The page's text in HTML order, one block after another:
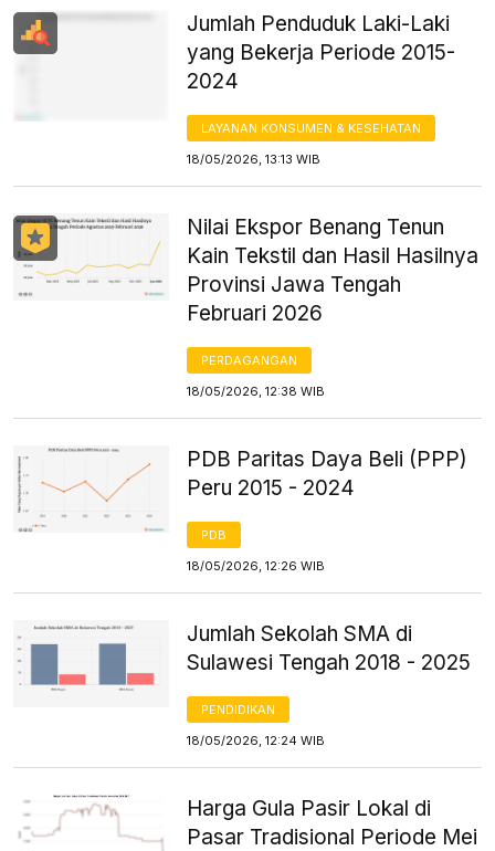
Jumlah Penduduk Laki-Laki
yang Bekerja Periode 2015-
2024
LAYANAN KONSUMEN & KESEHATAN
18/05/2026, 13:13 WIB
Nilai Ekspor Benang Tenun
Kain Tekstil dan Hasil Hasilnya
Provinsi Jawa Tengah
Februari 2026
PERDAGANGAN
18/05/2026, 12:38 WIB
PDB Paritas Daya Beli (PPP)
Peru 2015 - 2024
PDB
18/05/2026, 12:26 WIB
Jumlah Sekolah SMA di
Sulawesi Tengah 2018 - 2025
PENDIDIKAN
18/05/2026, 12:24 WIB
Harga Gula Pasir Lokal di
Pasar Tradisional Periode Mei